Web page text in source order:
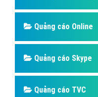
Quảng cáo Online
Quảng cáo Skype
Quảng cáo TVC